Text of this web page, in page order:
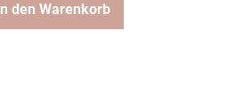
In den Warenkorb